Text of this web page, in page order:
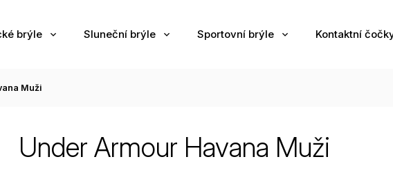
brýle Sluneční brýle Sportovní brýle Kontaktní
Muži
Under Armour Havana Muži